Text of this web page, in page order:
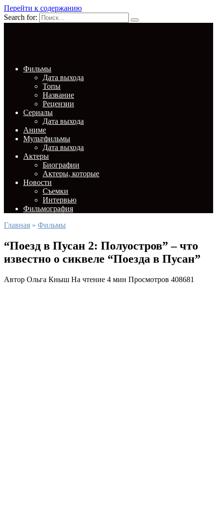
Перейти к содержанию
Search for:
Фильмы
Дата выхода
Топы
Название
Рецензии
Сериалы
Дата выхода
Аниме
Мультфильмы
Дата выхода
Актеры
Биографии
Актеры, которые
Новости
Съемки
Интервью
Фильмография
Главная » Фильмы
“Поезд в Пусан 2: Полуостров” – что
известно о сиквеле “Поезда в Пусан”
Автор Ольга Кныш На чтение 4 мин Просмотров 408681